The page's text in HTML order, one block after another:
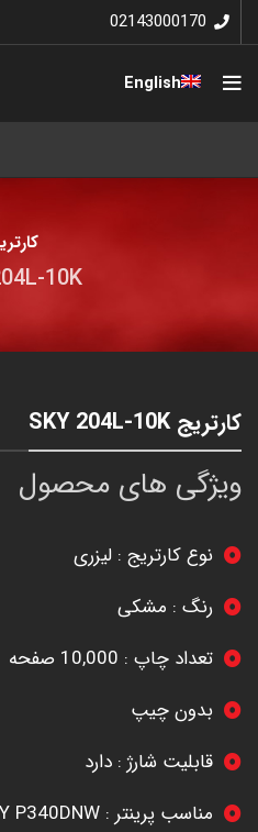
02143000170
English
10K
کارتریج SKY 204L-10K
ویژگی های محصول
نوع کارتریج : لیزری
رنگ : مشکی
تعداد چاپ : 10,000 صفحه
بدون چیپ
قابلیت شارژ : دارد
مناسب پرینتر : SKY P140DN, SKY P340DNW